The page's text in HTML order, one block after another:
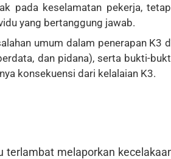
pada keselamatan pekerja,
yang bertanggung jawab.
umum dalam penerapan K3
dan pidana), serta bukti-
konsekuensi dari kelalaian K3.
terlambat melaporkan